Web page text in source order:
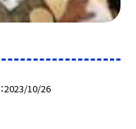
2023/10/26